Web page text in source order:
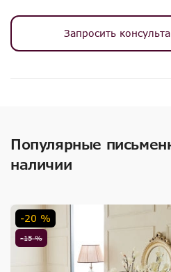
Запросить
Популярные
наличии
-15 %
-20 %